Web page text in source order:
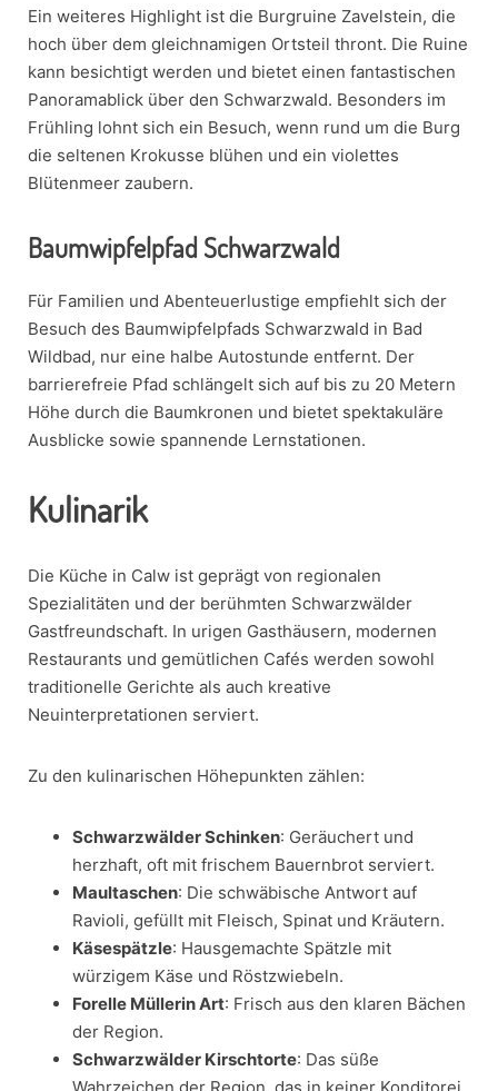
Ein weiteres Highlight ist die Burgruine Zavelstein, die
hoch über dem gleichnamigen Ortsteil thront. Die Ruine
kann besichtigt werden und bietet einen fantastischen
Panoramablick über den Schwarzwald. Besonders im
Frühling lohnt sich ein Besuch, wenn rund um die Burg
die seltenen Krokusse blühen und ein violettes
Blütenmeer zaubern.
Baumwipfelpfad Schwarzwald
Für Familien und Abenteuerlustige empfiehlt sich der
Besuch des Baumwipfelpfads Schwarzwald in Bad
Wildbad, nur eine halbe Autostunde entfernt. Der
barrierefreie Pfad schlängelt sich auf bis zu 20 Metern
Höhe durch die Baumkronen und bietet spektakuläre
Ausblicke sowie spannende Lernstationen.
Kulinarik
Die Küche in Calw ist geprägt von regionalen
Spezialitäten und der berühmten Schwarzwälder
Gastfreundschaft. In urigen Gasthäusern, modernen
Restaurants und gemütlichen Cafés werden sowohl
traditionelle Gerichte als auch kreative
Neuinterpretationen serviert.
Zu den kulinarischen Höhepunkten zählen:
Schwarzwälder Schinken: Geräuchert und
herzhaft, oft mit frischem Bauernbrot serviert.
Maultaschen: Die schwäbische Antwort auf
Ravioli, gefüllt mit Fleisch, Spinat und Kräutern.
Käsespätzle: Hausgemachte Spätzle mit
würzigem Käse und Röstzwiebeln.
Forelle Müllerin Art: Frisch aus den klaren Bächen
der Region.
Schwarzwälder Kirschtorte: Das süße
Wahrzeichen der Region, das in keiner Konditorei